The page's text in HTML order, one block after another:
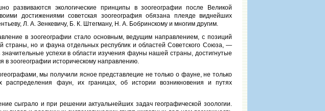
развиваются экологические принципы в зоогеографии после Великой
достижениями советская зоогеография обязана плеяде виднейших
Л. А. Зенкевичу, Б. К. Штегману, Н. А. Бобринскому и многим другим.
в зоогеографии стало основным, ведущим направлением, с позиций
страны, но и фауна отдельных республик и областей Советского Союза, —
успехи в области изучения фауны нашей страны, достигнутые
в зоогеографии историческому направлению.
мы получили ясное представлецие не только о фауне, не только
фаун, их границах, об истории возникновения и путях
сыграло и при решении актуальнейших задач географической зоологии.